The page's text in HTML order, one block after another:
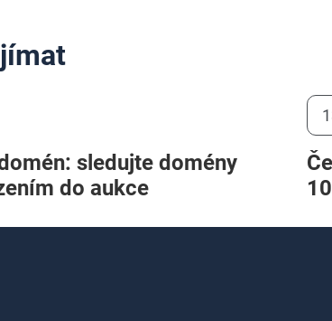
sledujte domény
do aukce